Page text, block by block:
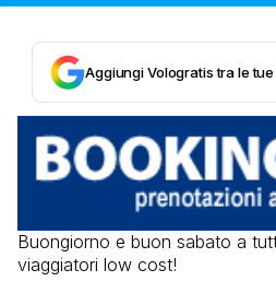
Aggiungi Vologratis tra le
Buongiorno e buon sabato a
viaggiatori low cost!